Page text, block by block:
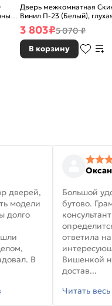
Дверь межкомнатная
Винил П-23 (Белый),
скиновая
3 803₽5 070 ₽
В корзину
дверей,
модели
долго
В
Большой
бутово.
ответила
Вишенкой
достав...
Читать